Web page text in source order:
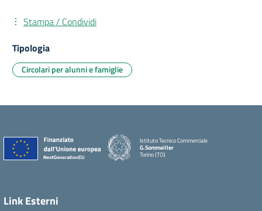
Stampa / Condividi
Tipologia
Circolari per alunni e famiglie
Istituto Tecnico Commerciale
G.Sommeiller
Torino (TO)
Link Esterni